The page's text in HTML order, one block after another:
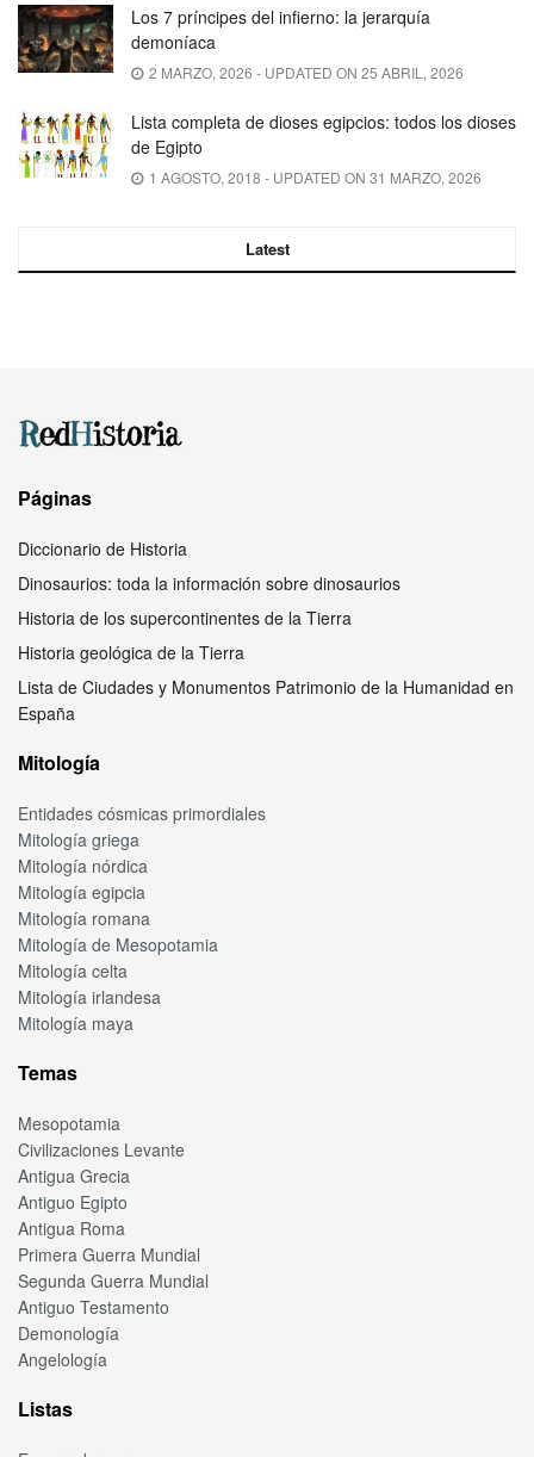
Los 7 príncipes del infierno: la jerarquía
demoníaca
2 MARZO, 2026 - UPDATED ON 25 ABRIL, 2026
Lista completa de dioses egipcios: todos los dioses
de Egipto
1 AGOSTO, 2018 - UPDATED ON 31 MARZO, 2026
Latest
Páginas
Diccionario de Historia
Dinosaurios: toda la información sobre dinosaurios
Historia de los supercontinentes de la Tierra
Historia geológica de la Tierra
Lista de Ciudades y Monumentos Patrimonio de la Humanidad en
España
Mitología
Entidades cósmicas primordiales
Mitología griega
Mitología nórdica
Mitología egipcia
Mitología romana
Mitología de Mesopotamia
Mitología celta
Mitología irlandesa
Mitología maya
Temas
Mesopotamia
Civilizaciones Levante
Antigua Grecia
Antiguo Egipto
Antigua Roma
Primera Guerra Mundial
Segunda Guerra Mundial
Antiguo Testamento
Demonología
Angelología
Listas